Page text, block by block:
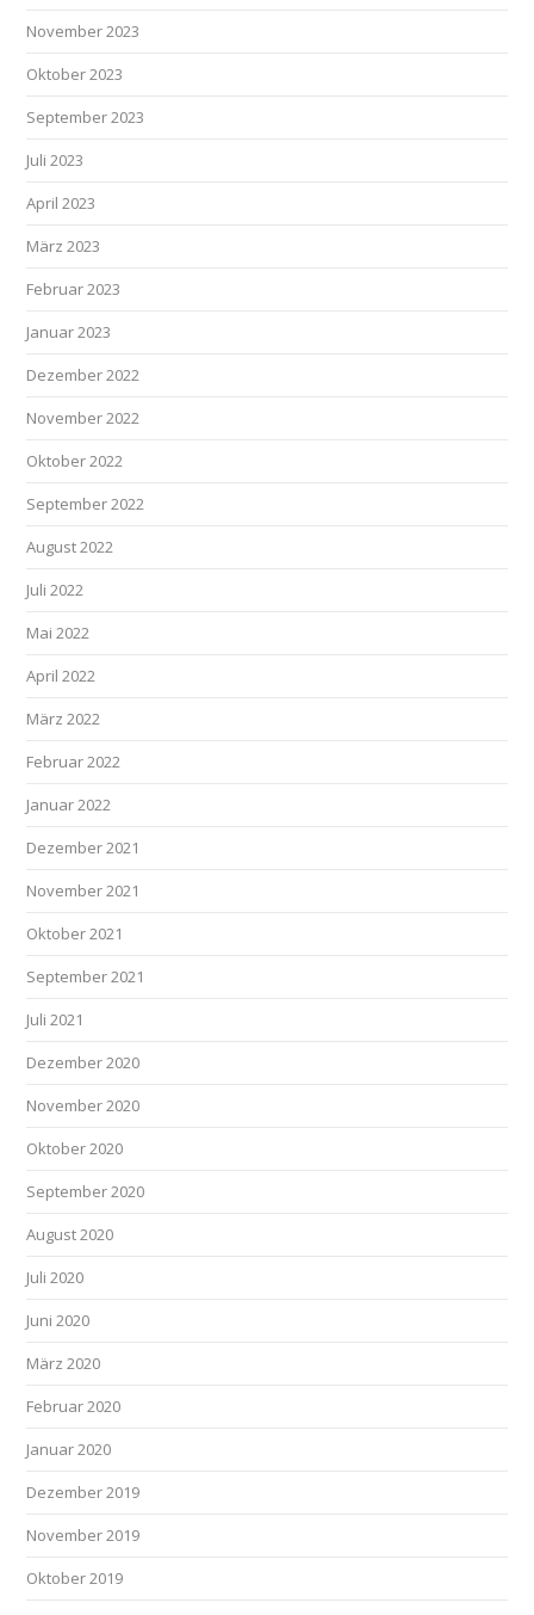
November 2023
Oktober 2023
September 2023
Juli 2023
April 2023
März 2023
Februar 2023
Januar 2023
Dezember 2022
November 2022
Oktober 2022
September 2022
August 2022
Juli 2022
Mai 2022
April 2022
März 2022
Februar 2022
Januar 2022
Dezember 2021
November 2021
Oktober 2021
September 2021
Juli 2021
Dezember 2020
November 2020
Oktober 2020
September 2020
August 2020
Juli 2020
Juni 2020
März 2020
Februar 2020
Januar 2020
Dezember 2019
November 2019
Oktober 2019